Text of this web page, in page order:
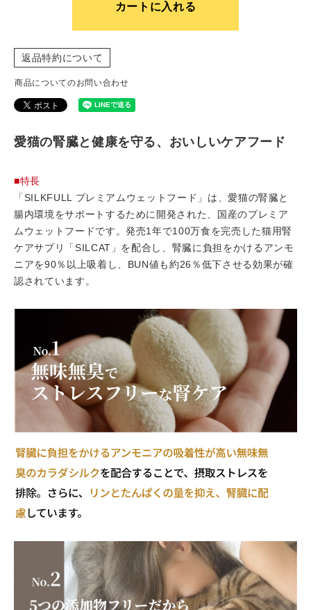
カートに入れる
返品特約について
商品についてのお問い合わせ
愛猫の腎臓と健康を守る、おいしいケアフード
■特長
「SILKFULL プレミアムウェットフード」は、愛猫の腎臓と
腸内環境をサポートするために開発された、国産のプレミア
ムウェットフードです。発売1年で100万食を完売した猫用腎
ケアサプリ「SILCAT」を配合し、腎臓に負担をかけるアンモ
ニアを90％以上吸着し、BUN値も約26％低下させる効果が確
認されています。